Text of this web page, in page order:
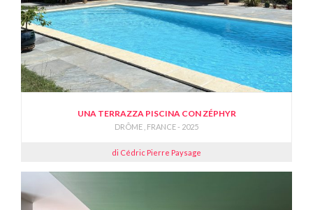
UNA TERRAZZA PISCINA CON ZÉPHYR
DRÔME , FRANCE - 2025
di Cédric Pierre Paysage